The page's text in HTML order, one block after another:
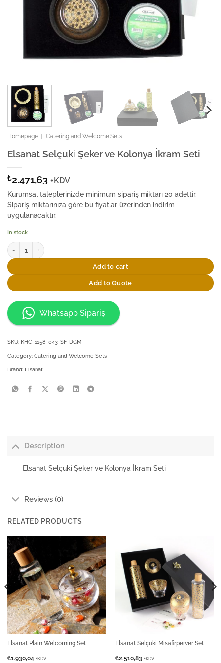
Homepage Catering and Welcome Sets
Elsanat Selçuki Şeker ve Kolonya İkram Seti
₺2.471,63 +KDV
Kurumsal taleplerinizde minimum sipariş miktarı 20 adettir.
Sipariş miktarınıza göre bu fiyatlar üzerinden indirim
uygulanacaktır.
In stock
Elsanat Selçuki Şeker ve Kolonya İkram Seti quantity
Add to cart
Add to Quote
Whatsapp Sipariş
SKU: KHC-1158-043-SF-DGM
Category: Catering and Welcome Sets
Brand: Elsanat
Description
Elsanat Selçuki Şeker ve Kolonya İkram Seti
Reviews (0)
RELATED PRODUCTS
Elsanat Plain Welcoming Set
₺1.930,04 +KDV
Elsanat Selçuki Misafirperver Set
₺2.510,83 +KDV